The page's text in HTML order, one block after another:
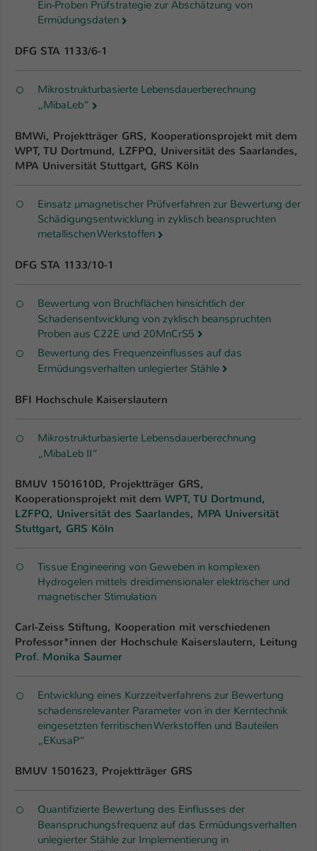
Ein-Proben Prüfstrategie zur Abschätzung von
Ermüdungsdaten
DFG STA 1133/6-1
Mikrostrukturbasierte Lebensdauerberechnung
„MibaLeb“
BMWi, Projektträger GRS, Kooperationsprojekt mit dem
WPT, TU Dortmund, LZFPQ, Universität des Saarlandes,
MPA Universität Stuttgart, GRS Köln
Einsatz µmagnetischer Prüfverfahren zur Bewertung der
Schädigungsentwicklung in zyklisch beanspruchten
metallischen Werkstoffen
DFG STA 1133/10-1
Bewertung von Bruchflächen hinsichtlich der
Schadensentwicklung von zyklisch beanspruchten
Proben aus C22E und 20MnCrS5
Bewertung des Frequenzeinflusses auf das
Ermüdungsverhalten unlegierter Stähle
BFI Hochschule Kaiserslautern
Mikrostrukturbasierte Lebensdauerberechnung
„MibaLeb II“
BMUV 1501610D, Projektträger GRS,
Kooperationsprojekt mit dem WPT, TU Dortmund,
LZFPQ, Universität des Saarlandes, MPA Universität
Stuttgart, GRS Köln­
Tissue Engineering von Geweben in komplexen
Hydrogelen mittels dreidimensionaler elektrischer und
magnetischer Stimulation
Carl-Zeiss Stiftung, Kooperation mit verschiedenen
Professor*innen der Hochschule Kaiserslautern, Leitung
Prof. Monika Saumer
Entwicklung eines Kurzzeitverfahrens zur Bewertung
schadensrelevanter Parameter von in der Kerntechnik
eingesetzten ferritischen Werkstoffen und Bauteilen
„EKusaP“
BMUV 1501623, Projektträger GRS
Quantifizierte Bewertung des Einflusses der
Beanspruchungsfrequenz auf das Ermüdungsverhalten
unlegierter Stähle zur Implementierung in